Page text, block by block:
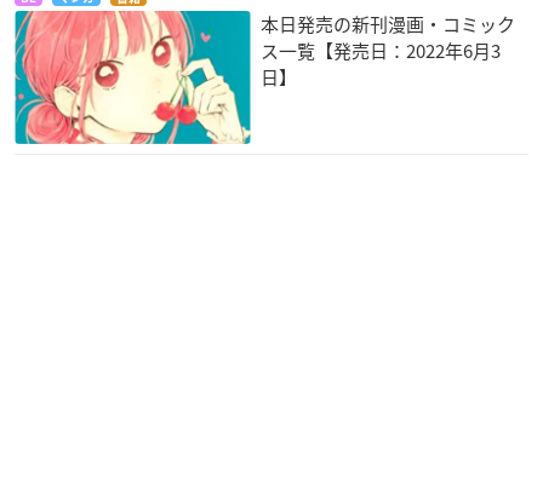
本日発売の新刊漫画・コミック
ス一覧【発売日：2022年6月3
日】